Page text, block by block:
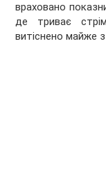
враховано
де триває
витіснено майже